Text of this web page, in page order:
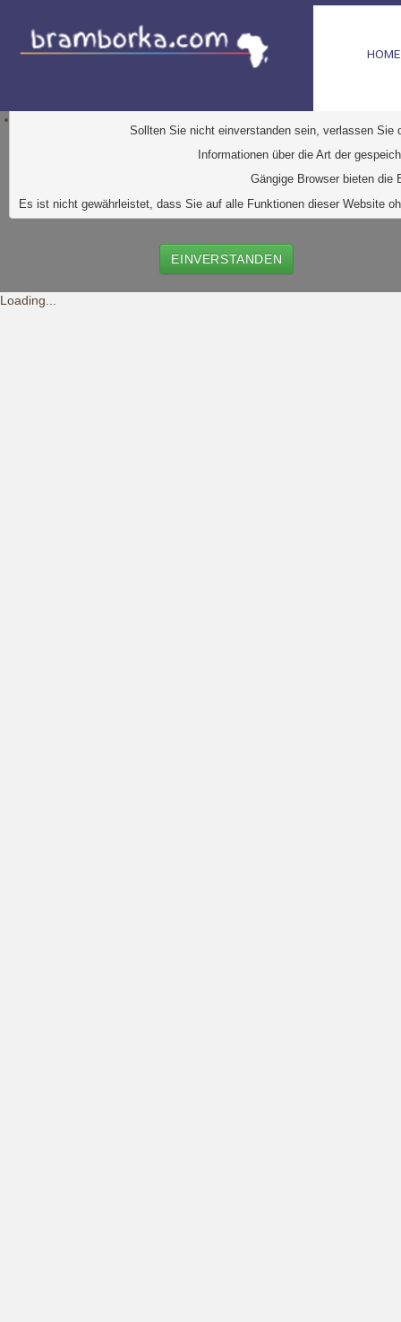
Diese Website verwendet Cookies. Dabei handelt es
Sollten Sie nicht einverstanden sein, verlassen
Informationen über die Art der
Gängige Browser bieten
Es ist nicht gewährleistet, dass Sie auf alle Funktionen dieser Website
EINVERSTANDEN
Loading...
HOME